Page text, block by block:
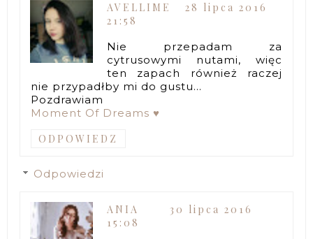
AVELLIME
28 lipca 2016
21:58
Nie przepadam za
cytrusowymi nutami, więc
ten zapach również raczej
nie przypadłby mi do gustu...
Pozdrawiam
Moment Of Dreams ♥
ODPOWIEDZ
Odpowiedzi
ANIA
30 lipca 2016
15:08